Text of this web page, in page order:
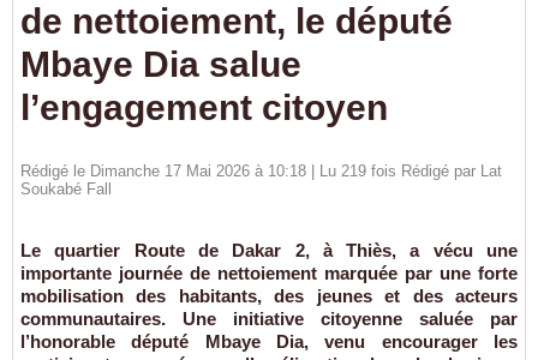
de nettoiement, le député
Mbaye Dia salue
l’engagement citoyen
Rédigé le Dimanche 17 Mai 2026 à 10:18 | Lu 219 fois Rédigé par Lat
Soukabé Fall
Le quartier Route de Dakar 2, à Thiès, a vécu une
importante journée de nettoiement marquée par une forte
mobilisation des habitants, des jeunes et des acteurs
communautaires. Une initiative citoyenne saluée par
l’honorable député Mbaye Dia, venu encourager les